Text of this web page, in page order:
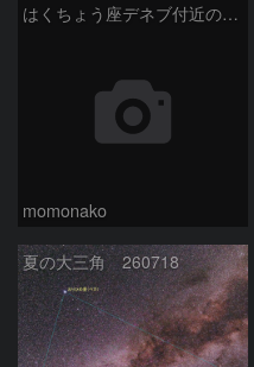
はくちょう座デネブ付近の空域 260720
momonako
夏の大三角 260718